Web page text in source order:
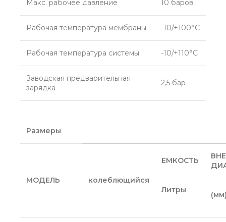
Макс. рабочее давление 10 баров
Рабочая температура мембраны -10/+100°С
Рабочая температура системы -10/+110°С
Заводская предварительная
зарядка
2,5 бар
Размеры
МОДЕЛЬ колеблющийся
ЕМКОСТЬ
Литры